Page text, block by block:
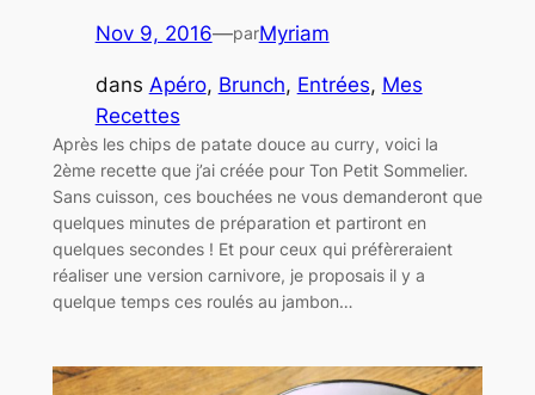
Nov 9, 2016—parMyriam
dans Apéro, Brunch, Entrées, Mes
Recettes
Après les chips de patate douce au curry, voici la
2ème recette que j’ai créée pour Ton Petit Sommelier.
Sans cuisson, ces bouchées ne vous demanderont que
quelques minutes de préparation et partiront en
quelques secondes ! Et pour ceux qui préfèreraient
réaliser une version carnivore, je proposais il y a
quelque temps ces roulés au jambon…